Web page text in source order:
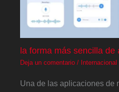
la forma más sencilla de
Deja un comentario / Internacional
Una de las aplicaciones de